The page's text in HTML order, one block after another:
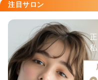
注目サロン